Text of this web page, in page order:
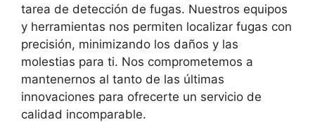
tarea de detección de fugas. Nuestros equipos
y herramientas nos permiten localizar fugas con
precisión, minimizando los daños y las
molestias para ti. Nos comprometemos a
mantenernos al tanto de las últimas
innovaciones para ofrecerte un servicio de
calidad incomparable.